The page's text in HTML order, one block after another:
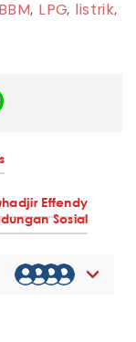
, LPG, listrik,
Effendy
Sosial